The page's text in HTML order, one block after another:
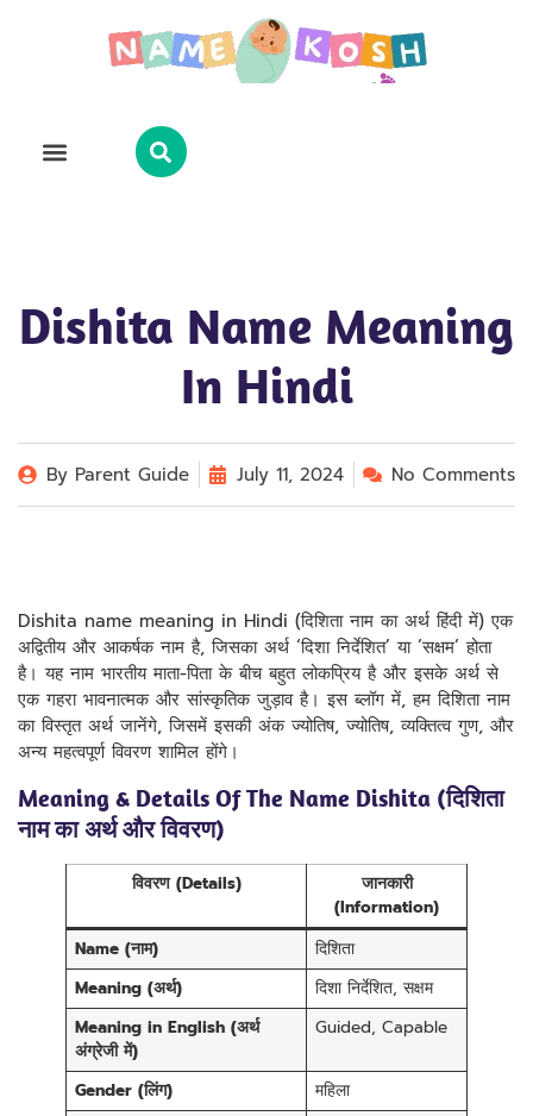
Dishita Name Meaning
In Hindi
By Parent Guide July 11, 2024 No Comments
Dishita name meaning in Hindi (दिशिता नाम का अर्थ हिंदी में) एक
अद्वितीय और आकर्षक नाम है, जिसका अर्थ ‘दिशा निर्देशित’ या ‘सक्षम’ होता
है। यह नाम भारतीय माता-पिता के बीच बहुत लोकप्रिय है और इसके अर्थ से
एक गहरा भावनात्मक और सांस्कृतिक जुड़ाव है। इस ब्लॉग में, हम दिशिता नाम
का विस्तृत अर्थ जानेंगे, जिसमें इसकी अंक ज्योतिष, ज्योतिष, व्यक्तित्व गुण, और
अन्य महत्वपूर्ण विवरण शामिल होंगे।
Meaning & Details Of The Name Dishita (दिशिता
नाम का अर्थ और विवरण)
विवरण (Details)
जानकारी
(Information)
Name (नाम)
दिशिता
Meaning (अर्थ)
दिशा निर्देशित, सक्षम
Meaning in English (अर्थ
अंग्रेजी में)
Guided, Capable
Gender (लिंग)
महिला